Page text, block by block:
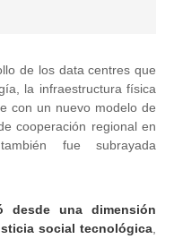
de los data centres que
la infraestructura física
con un nuevo modelo de
cooperación regional en
fue subrayada
desde una dimensión
social tecnológica